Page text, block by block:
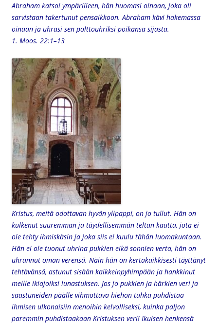
Abraham katsoi ympärilleen, hän huomasi oinaan, joka oli
sarvistaan takertunut pensaikkoon. Abraham kävi hakemassa
oinaan ja uhrasi sen polttouhriksi poikansa sijasta.
1. Moos. 22:1–13
Kristus, meitä odottavan hyvän ylipappi, on jo tullut. Hän on
kulkenut suuremman ja täydellisemmän teltan kautta, jota ei
ole tehty ihmiskäsin ja joka siis ei kuulu tähän luomakuntaan.
Hän ei ole tuonut uhrina pukkien eikä sonnien verta, hän on
uhrannut oman verensä. Näin hän on kertakaikkisesti täyttänyt
tehtävänsä, astunut sisään kaikkeinpyhimpään ja hankkinut
meille ikiajoiksi lunastuksen. Jos jo pukkien ja härkien veri ja
saastuneiden päälle vihmottava hiehon tuhka puhdistaa
ihmisen ulkonaisiin menoihin kelvolliseksi, kuinka paljon
paremmin puhdistaakaan Kristuksen veri! Ikuisen henkensä